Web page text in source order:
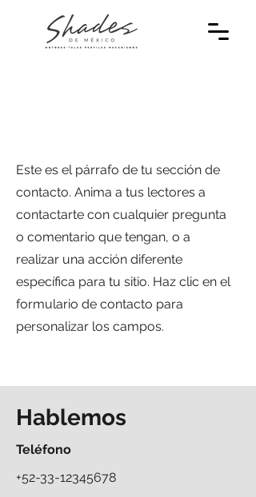
Este es el párrafo de tu sección de
contacto. Anima a tus lectores a
contactarte con cualquier pregunta
o comentario que tengan, o a
realizar una acción diferente
específica para tu sitio. Haz clic en el
formulario de contacto para
personalizar los campos.
Hablemos
Teléfono
+52-33-12345678